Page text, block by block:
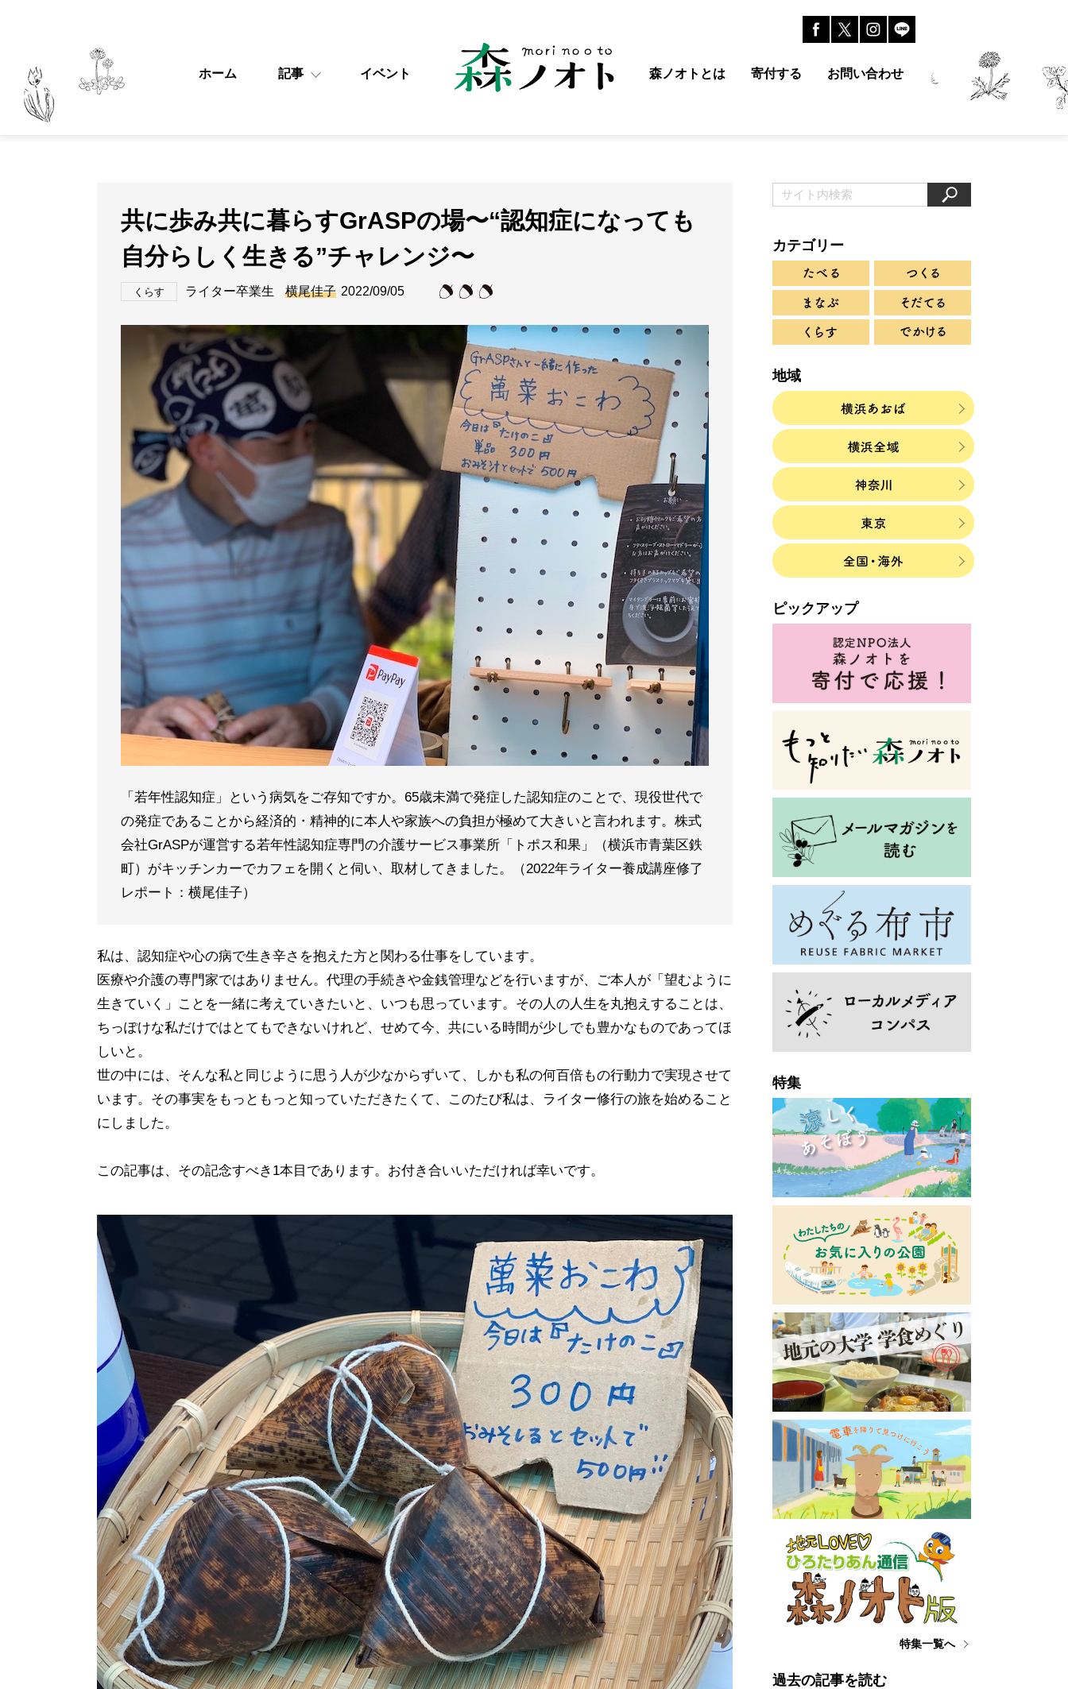
ホーム 記事 イベント 森ノオトとは 寄付する お問い合わせ
共に歩み共に暮らすGrASPの場〜“認知症になっても
自分らしく生きる”チャレンジ〜
くらす ライター卒業生 横尾佳子 2022/09/05
「若年性認知症」という病気をご存知ですか。65歳未満で発症した認知症のことで、現役世代で
の発症であることから経済的・精神的に本人や家族への負担が極めて大きいと言われます。株式
会社GrASPが運営する若年性認知症専門の介護サービス事業所「トポス和果」（横浜市青葉区鉄
町）がキッチンカーでカフェを開くと伺い、取材してきました。（2022年ライター養成講座修了
レポート：横尾佳子）
私は、認知症や心の病で生き辛さを抱えた方と関わる仕事をしています。
医療や介護の専門家ではありません。代理の手続きや金銭管理などを行いますが、ご本人が「望むように
生きていく」ことを一緒に考えていきたいと、いつも思っています。その人の人生を丸抱えすることは、
ちっぽけな私だけではとてもできないけれど、せめて今、共にいる時間が少しでも豊かなものであってほ
しいと。
世の中には、そんな私と同じように思う人が少なからずいて、しかも私の何百倍もの行動力で実現させて
います。その事実をもっともっと知っていただきたくて、このたび私は、ライター修行の旅を始めること
にしました。
この記事は、その記念すべき1本目であります。お付き合いいただければ幸いです。
カテゴリー
地域
ピックアップ
特集
特集一覧へ
過去の記事を読む